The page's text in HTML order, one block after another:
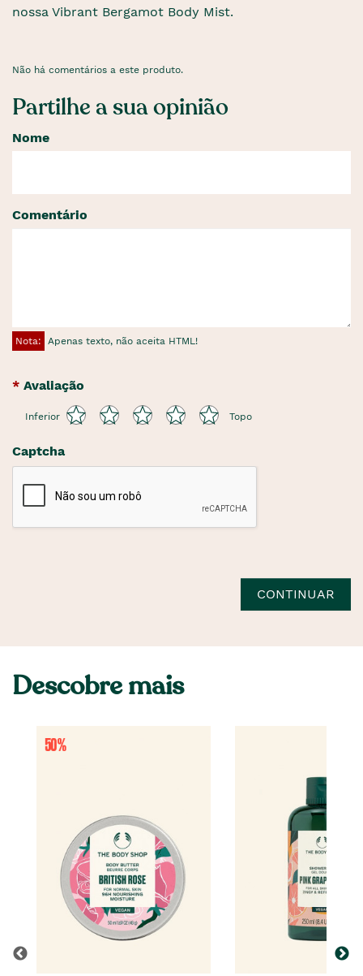
nossa Vibrant Bergamot Body Mist.
Não há comentários a este produto.
Partilhe a sua opinião
Nome
Comentário
Nota: Apenas texto, não aceita HTML!
Avaliação
Inferior Topo
Captcha
CONTINUAR
Descobre mais